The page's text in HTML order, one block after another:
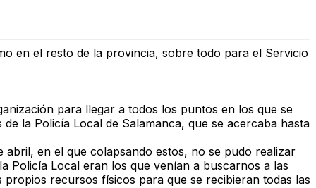
en el resto de la provincia, sobre todo para el Servicio
para llegar a todos los puntos en los que se
la Policía Local de Salamanca, que se acercaba hasta
en el que colapsando estos, no se pudo realizar
Policía Local eran los que venían a buscarnos a las
recursos físicos para que se recibieran todas las